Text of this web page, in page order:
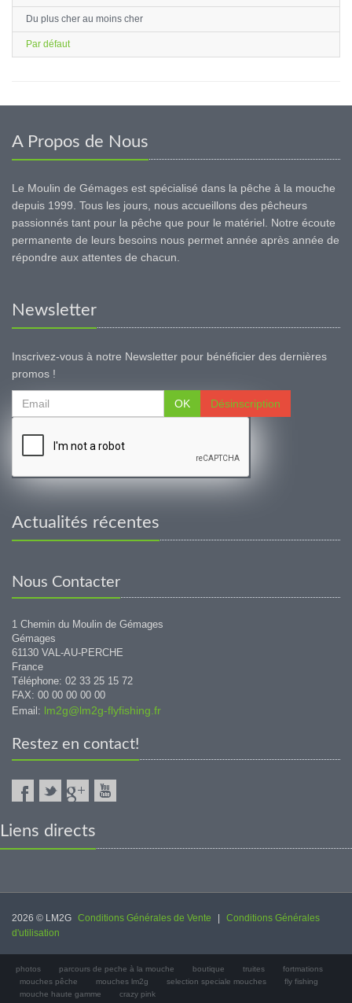
Du plus cher au moins cher
Par défaut
A Propos de Nous
Le Moulin de Gémages est spécialisé dans la pêche à la mouche
depuis 1999. Tous les jours, nous accueillons des pêcheurs
passionnés tant pour la pêche que pour le matériel. Notre écoute
permanente de leurs besoins nous permet année après année de
répondre aux attentes de chacun.
Newsletter
Inscrivez-vous à notre Newsletter pour bénéficier des dernières
promos !
OK Désinscription
Actualités récentes
Nous Contacter
1 Chemin du Moulin de Gémages
Gémages
61130 VAL-AU-PERCHE
France
Téléphone: 02 33 25 15 72
FAX: 00 00 00 00 00
Email: lm2g@lm2g-flyfishing.fr
Restez en contact!
Liens directs
2026 © LM2G Conditions Générales de Vente
Conditions Générales
d'utilisation
photos parcours de peche à la mouche boutique truites
fortmations
mouches pêche
mouches lm2g selection speciale mouches
fly fishing
mouche haute gamme
crazy pink